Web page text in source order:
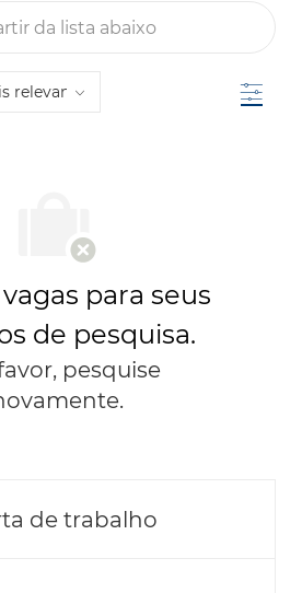
lista abaixo
Filtro
para seus
de pesquisa.
pesquise
de trabalho